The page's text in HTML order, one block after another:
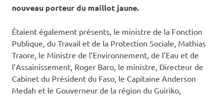
nouveau porteur du maillot jaune.
Étaient également présents, le ministre de la Fonction
Publique, du Travail et de la Protection Sociale, Mathias
Traore, le Ministre de l’Environnement, de l’Eau et de
l’Assainissement, Roger Baro, le ministre, Directeur de
Cabinet du Président du Faso, le Capitaine Anderson
Medah et le Gouverneur de la région du Guiriko,